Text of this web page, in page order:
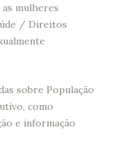
mulheres
/ Direitos
sobre População
como
e informação